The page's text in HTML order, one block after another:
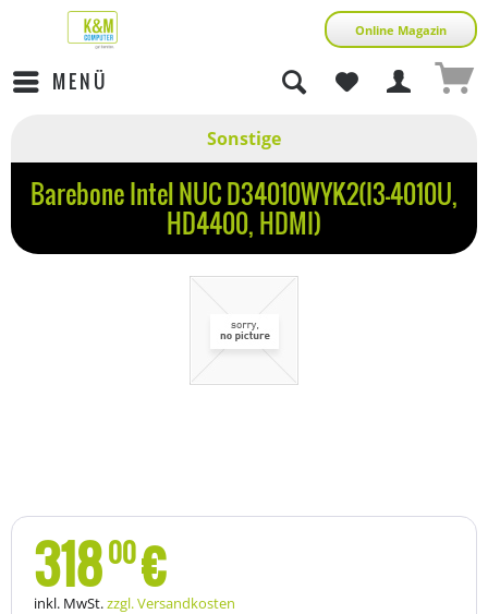
Online Magazin
MENÜ
Sonstige
Barebone Intel NUC D34010WYK2(I3-4010U,
HD4400, HDMI)
31800€
inkl. MwSt.zzgl. Versandkosten